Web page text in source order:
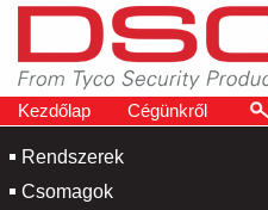
Kezdőlap Cégünkről
Rendszerek
Csomagok